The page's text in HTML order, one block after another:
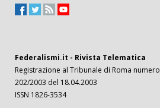
Federalismi.it - Rivista Telematica
Registrazione al Tribunale di Roma numero
202/2003 del 18.04.2003
ISSN 1826-3534